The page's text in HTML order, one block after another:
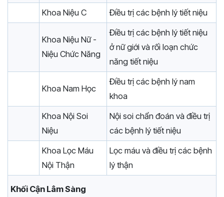
Khoa Niệu C
Điều trị các bệnh lý tiết niệu
Khoa Niệu Nữ -
Niệu Chức Năng
Điều trị các bệnh lý tiết niệu
ở nữ giới và rối loạn chức
năng tiết niệu
Khoa Nam Học
Điều trị các bệnh lý nam
khoa
Khoa Nội Soi
Niệu
Nội soi chẩn đoán và điều trị
các bệnh lý tiết niệu
Khoa Lọc Máu
Nội Thận
Lọc máu và điều trị các bệnh
lý thận
Khối Cận Lâm Sàng